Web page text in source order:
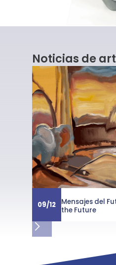
Noticias de
09/12
Mensajes del
the Future